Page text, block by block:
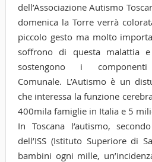
dell’Associazione Autismo
domenica la Torre verrà
piccolo gesto ma molto
soffrono di questa malattia
sostengono i componenti
Comunale. L’Autismo è un
che interessa la funzione
400mila famiglie in Italia e 5
In Toscana l’autismo,
dell’ISS (Istituto Superiore di
bambini ogni mille,